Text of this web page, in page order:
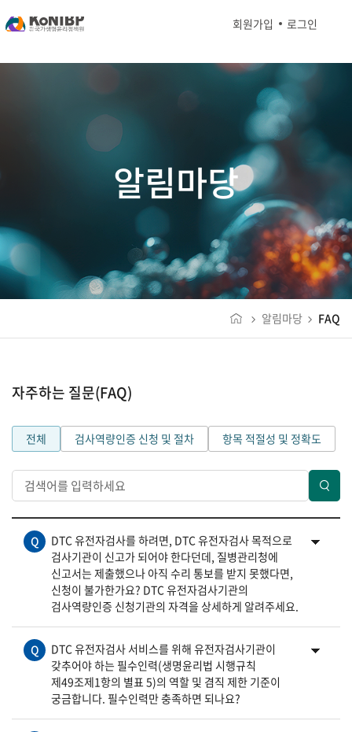
회원가입 로그인
알림마당
알림마당 FAQ
자주하는 질문(FAQ)
전체 검사역량인증 신청 및 절차 항목 적절성 및 정확도
검색어를 입력
Q
DTC 유전자검사를 하려면, DTC 유전자검사 목적으로
검사기관이 신고가 되어야 한다던데, 질병관리청에
신고서는 제출했으나 아직 수리 통보를 받지 못했다면,
신청이 불가한가요? DTC 유전자검사기관의
검사역량인증 신청기관의 자격을 상세하게 알려주세요.
Q
DTC 유전자검사 서비스를 위해 유전자검사기관이
갖추어야 하는 필수인력(생명윤리법 시행규칙
제49조제1항의 별표 5)의 역할 및 겸직 제한 기준이
궁금합니다. 필수인력만 충족하면 되나요?